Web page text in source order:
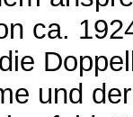
ca.
und